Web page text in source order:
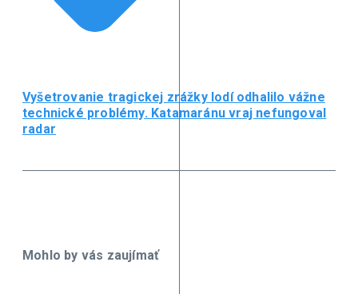
Vyšetrovanie tragickej zrážky lodí odhalilo vážne
technické problémy. Katamaránu vraj nefungoval
radar
Mohlo by vás zaujímať